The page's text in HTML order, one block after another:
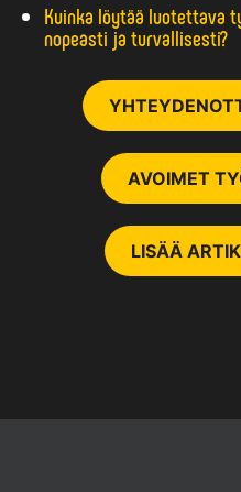
Kuinka löytää luotettava
nopeasti ja turvallisesti?
AVOIMET
LISÄÄ